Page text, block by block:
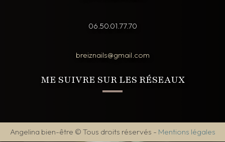
06.50.01.77.70
breiznails@gmail.com
ME SUIVRE SUR LES RÉSEAUX
Angelina bien-être © Tous droits réservés - Mentions légales